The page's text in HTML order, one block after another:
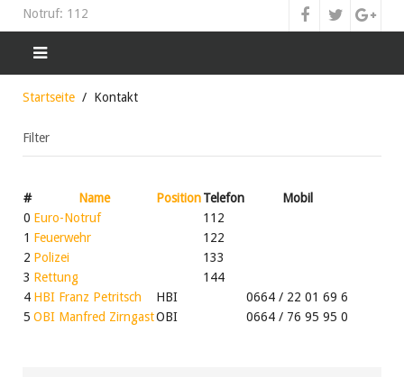
Notruf: 112
Startseite Kontakt
Filter
# Name PositionTelefon
Mobil
0 Euro-Notruf
112
1 Feuerwehr
122
2 Polizei
133
3 Rettung
144
4 HBI Franz Petritsch HBI
0664 / 22 01 69 6
5 OBI Manfred ZirngastOBI 0664 / 76 95 95 0